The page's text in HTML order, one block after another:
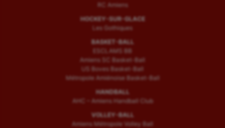
RC Amiens
HOCKEY-SUR-GLACE
Les Gothiques
BASKET-BALL
ESCLAMS BB
Amiens SC Basket-Ball
US Boves Basket-Ball
Métropole Amiénoise Basket-Ball
HANDBALL
AHC – Amiens Handball Club
VOLLEY-BALL
Amiens Métropole Volley Ball